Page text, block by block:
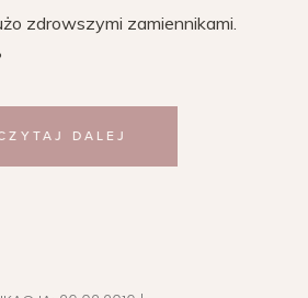
zdrowszymi zamiennikami.
DALEJ